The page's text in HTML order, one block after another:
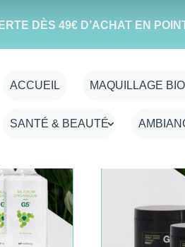
DÈS 49€ D’ACHAT EN
ACCUEIL MAQUILLAGE
SANTÉ & BEAUTÉ